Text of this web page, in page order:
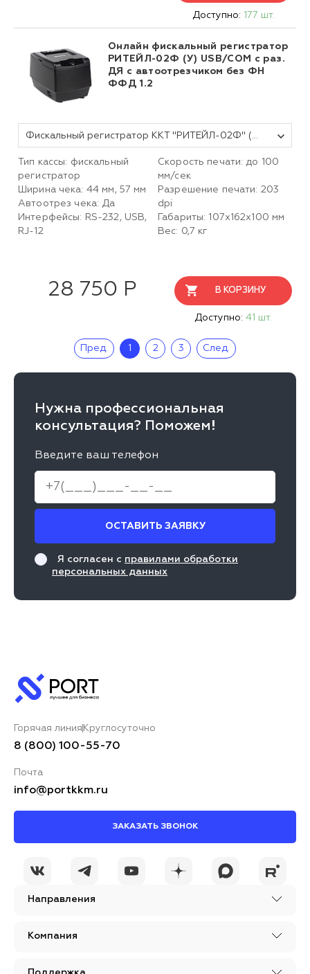
Доступно: 177 шт.
Онлайн фискальный регистратор
РИТЕЙЛ-02Ф (У) USB/COM с раз.
ДЯ с автоотрезчиком без ФН
ФФД 1.2
Фискальный регистратор ККТ "РИТЕЙЛ-02Ф" (У) USB/COM с раз. ДЯ с автоотрезчиком (черный) без ФН
Тип кассы: фискальный
регистратор
Ширина чека: 44 мм, 57 мм
Автоотрез чека: Да
Интерфейсы: RS-232, USB,
RJ-12
Скорость печати: до 100
мм/сек
Разрешение печати: 203
dpi
Габариты: 107х162х100 мм
Вес: 0,7 кг
28 750 Р В КОРЗИНУ
Доступно: 41 шт.
Пред. 1 2 3 След.
Нужна профессиональная
консультация? Поможем!
Введите ваш телефон
ОСТАВИТЬ ЗАЯВКУ
Я согласен с правилами обработки
персональных данных
Направления
Компания
Горячая линия Круглосуточно
8 (800) 100-55-70
Почта
info@portkkm.ru
ЗАКАЗАТЬ ЗВОНОК